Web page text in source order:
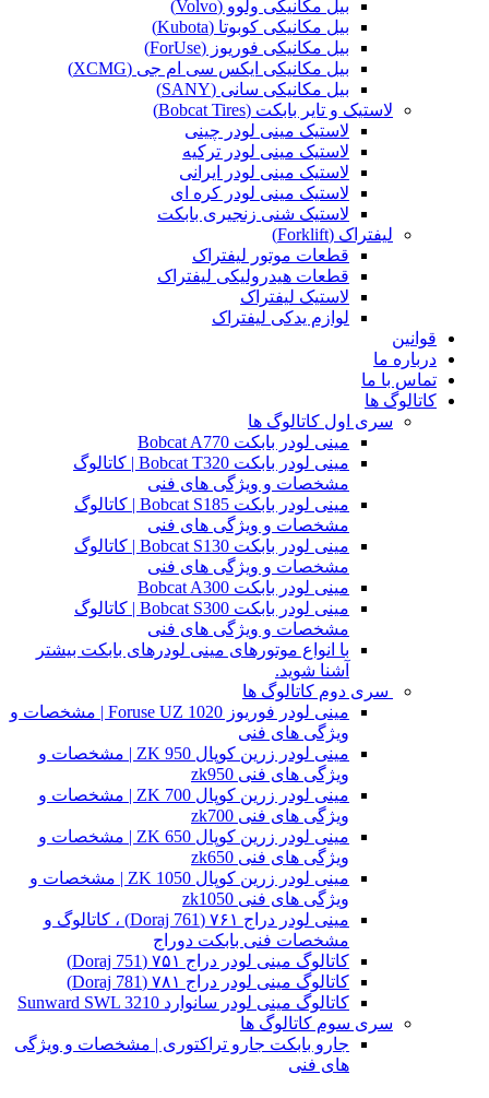
بیل مکانیکی ولوو (Volvo)
بیل مکانیکی کوبوتا (Kubota)
بیل مکانیکی فوریوز (ForUse)
بیل مکانیکی ایکس سی ام جی (XCMG)
بیل مکانیکی سانی (SANY)
لاستیک و تایر بابکت (Bobcat Tires)
لاستیک مینی لودر چینی
لاستیک مینی لودر ترکیه
لاستیک مینی لودر ایرانی
لاستیک مینی لودر کره ای
لاستیک شنی زنجیری بابکت
لیفتراک (Forklift)
قطعات موتور لیفتراک
قطعات هیدرولیکی لیفتراک
لاستیک لیفتراک
لوازم یدکی لیفتراک
قوانین
درباره ما
تماس با ما
کاتالوگ ها
سری اول کاتالوگ ها
مینی لودر بابکت Bobcat A770
مینی لودر بابکت Bobcat T320 | کاتالوگ
مشخصات و ویژگی های فنی
مینی لودر بابکت Bobcat S185 | کاتالوگ
مشخصات و ویژگی های فنی
مینی لودر بابکت Bobcat S130 | کاتالوگ
مشخصات و ویژگی های فنی
مینی لودر بابکت Bobcat A300
مینی لودر بابکت Bobcat S300 | کاتالوگ
مشخصات و ویژگی های فنی
با انواع موتورهای مینی لودرهای بابکت بیشتر
آشنا شوید.
سری دوم کاتالوگ ها
مینی لودر فوریوز Foruse UZ 1020 | مشخصات و
ویژگی های فنی
مینی لودر زرین کوپال ZK 950 | مشخصات و
ویژگی های فنی zk950
مینی لودر زرین کوپال ZK 700 | مشخصات و
ویژگی های فنی zk700
مینی لودر زرین کوپال ZK 650 | مشخصات و
ویژگی های فنی zk650
مینی لودر زرین کوپال ZK 1050 | مشخصات و
ویژگی های فنی zk1050
مینی لودر دراج ۷۶۱ (Doraj 761) ، کاتالوگ و
مشخصات فنی بابکت دوراج
کاتالوگ مینی لودر دراج ۷۵۱ (Doraj 751)
کاتالوگ مینی لودر دراج ۷۸۱ (Doraj 781)
کاتالوگ مینی لودر سانوارد Sunward SWL 3210
سری سوم کاتالوگ ها
جارو بابکت جارو تراکتوری | مشخصات و ویژگی
های فنی